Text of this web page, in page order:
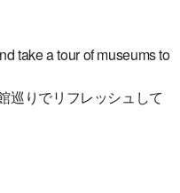
take a tour of museums to
巡りでリフレッシュして